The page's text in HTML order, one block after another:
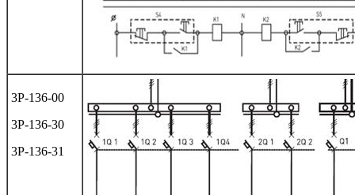
3Р-136-00
3Р-136-30
3Р-136-31